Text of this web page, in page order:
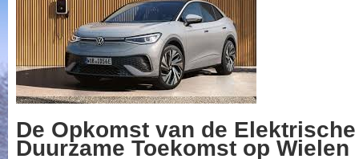
De Opkomst van de
Duurzame Toekomst op Wielen